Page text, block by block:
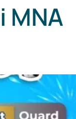
MNA